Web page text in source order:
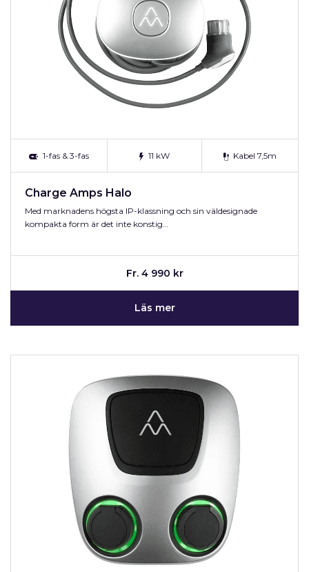
1-fas & 3-fas 11 kW Kabel 7,5m
Charge Amps Halo
Med marknadens högsta IP-klassning och sin väldesignade
kompakta form är det inte konstig…
Fr. 4 990 kr
Läs mer